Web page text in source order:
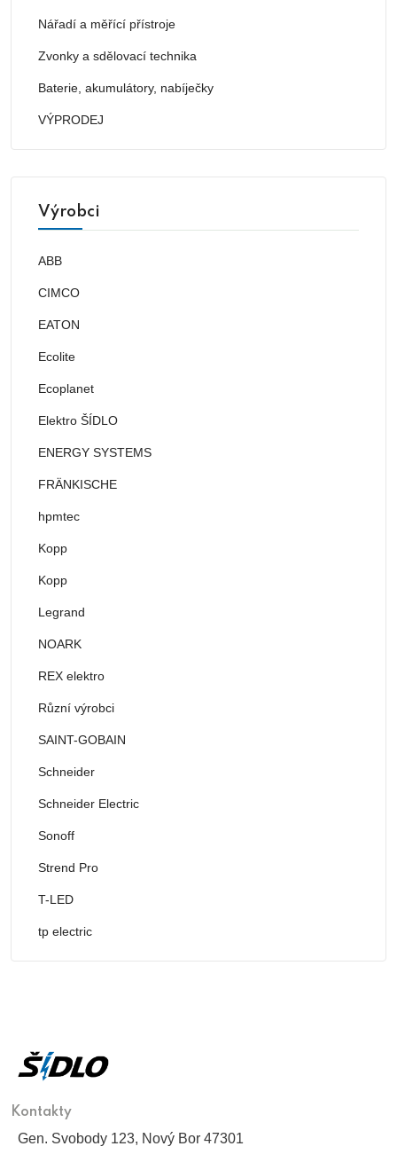
Nářadí a měřící přístroje
Zvonky a sdělovací technika
Baterie, akumulátory, nabíječky
VÝPRODEJ
Výrobci
ABB
CIMCO
EATON
Ecolite
Ecoplanet
Elektro ŠÍDLO
ENERGY SYSTEMS
FRÄNKISCHE
hpmtec
Kopp
Kopp
Legrand
NOARK
REX elektro
Různí výrobci
SAINT-GOBAIN
Schneider
Schneider Electric
Sonoff
Strend Pro
T-LED
tp electric
Kontakty
Gen. Svobody 123, Nový Bor 47301